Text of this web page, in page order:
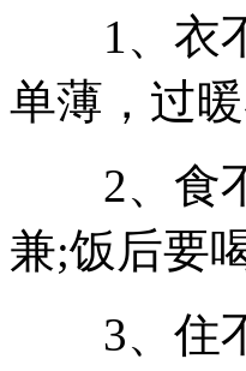
1、衣不
单薄，过
2、食不
兼;饭后要
3、住不